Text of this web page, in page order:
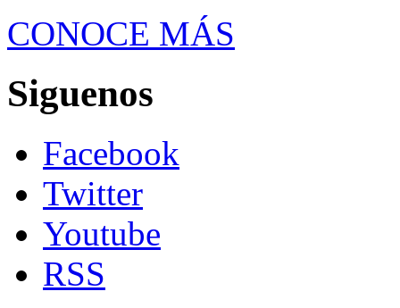
CONOCE MÁS
Siguenos
Facebook
Twitter
Youtube
RSS